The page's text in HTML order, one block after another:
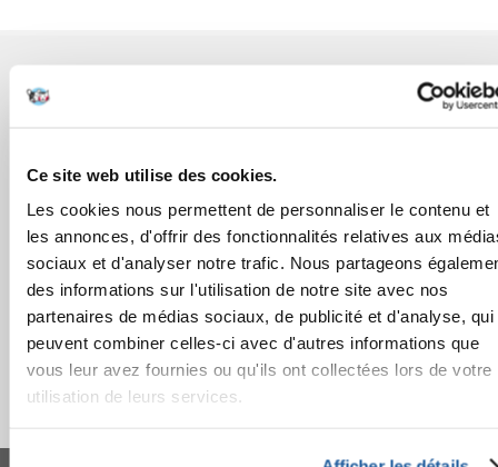
Ce site web utilise des cookies.
Les cookies nous permettent de personnaliser le contenu et
les annonces, d'offrir des fonctionnalités relatives aux
sociaux et d'analyser notre trafic. Nous partageons
des informations sur l'utilisation de notre site avec nos
partenaires de médias sociaux, de publicité et d'analyse, qui
peuvent combiner celles-ci avec d'autres informations que
vous leur avez fournies ou qu'ils ont collectées lors de votre
utilisation de leurs services.
AVANT L'ACHAT
APPRENEZ À NOUS CONNAÎTRE
FERA 24 UG Sede legale: Blankenfelder Dorfstraße 94 15827 Blankenfelde-